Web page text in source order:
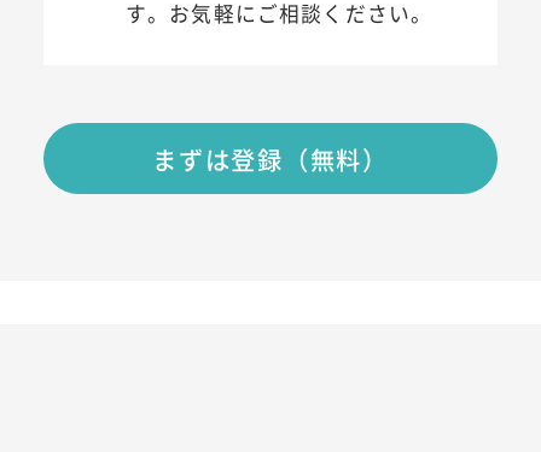
す。お気軽にご相談ください。
まずは登録（無料）